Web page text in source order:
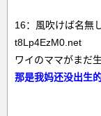
16：風吹けば名無
t8Lp4EzM0.net
ワイのママがまだ
那是我妈还没出生